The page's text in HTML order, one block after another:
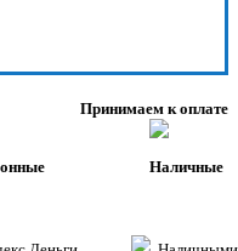
Принимаем к оплате
Наличные